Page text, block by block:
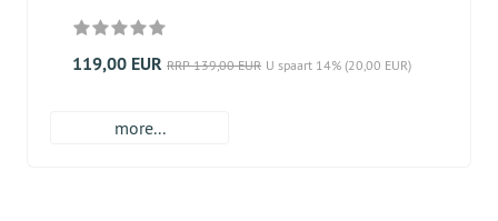
119,00 EUR RRP 139,00 EUR U spaart 14% (20,00 EUR)
more...